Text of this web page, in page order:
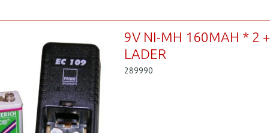
9V NI-MH 160MAH * 2 +
LADER
289990